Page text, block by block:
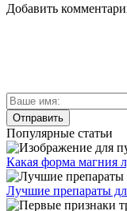
Добавить
Популярные статьи
Какая форма магния
Лучшие препараты